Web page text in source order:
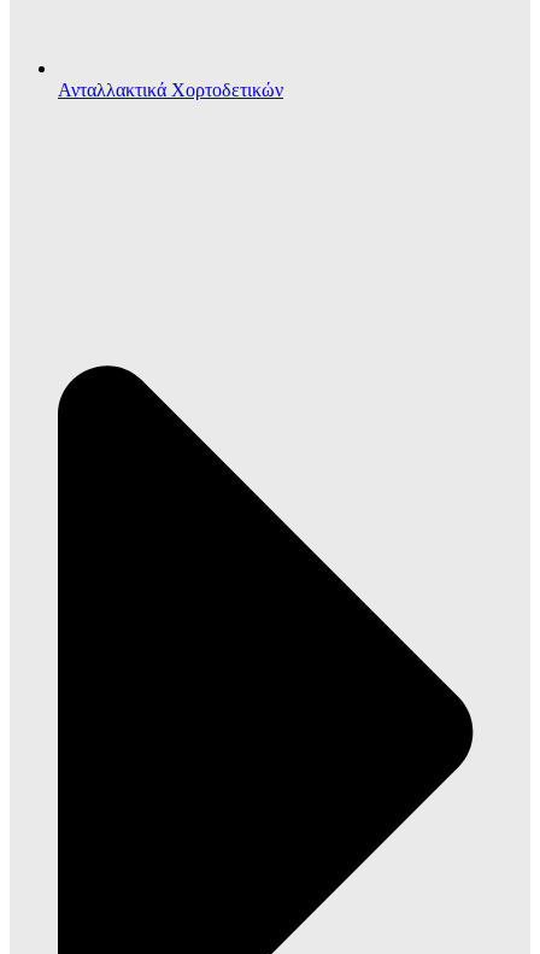
Ανταλλακτικά Χορτοδετικών